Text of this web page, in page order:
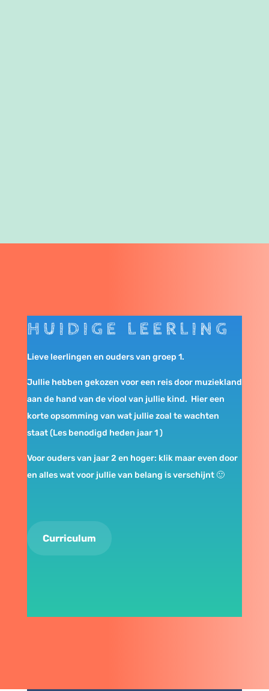
HUIDIGE LEERLING
Lieve leerlingen en ouders van groep 1.
Jullie hebben gekozen voor een reis door muziekland
aan de hand van de viool van jullie kind. Hier een
korte opsomming van wat jullie zoal te wachten
staat (Les benodigd heden jaar 1 )
Voor ouders van jaar 2 en hoger: klik maar even door
en alles wat voor jullie van belang is verschijnt 🙂
Curriculum